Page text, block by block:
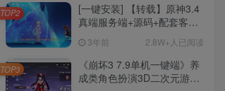
[一键安装] 【转载】原神3.4
真端服务端+源码+配套客户
说明文件
3年前 2.8W+人已阅读
TOP2
《崩坏3 7.9单机一键端》养
成类角色扮演3D二次元游
TOP3